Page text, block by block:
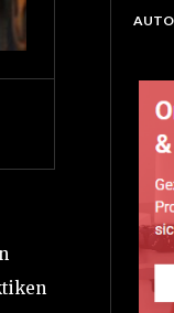
AUTO